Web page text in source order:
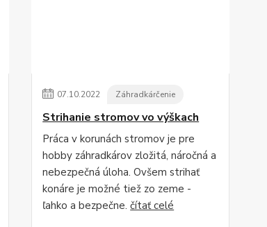
07.10.2022 Záhradkárčenie
Strihanie stromov vo výškach
Práca v korunách stromov je pre
hobby záhradkárov zložitá, náročná a
nebezpečná úloha. Ovšem strihať
konáre je možné tiež zo zeme -
ľahko a bezpečne.čítať celé